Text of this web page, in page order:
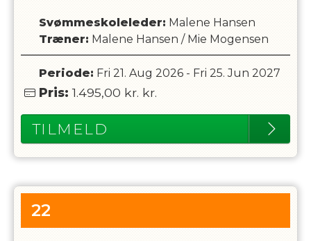
Svømmeskoleleder: Malene Hansen
Træner: Malene Hansen / Mie Mogensen
Periode: Fri 21. Aug 2026- Fri 25. Jun 2027
Pris: 1.495,00 kr. kr.
TILMELD
22